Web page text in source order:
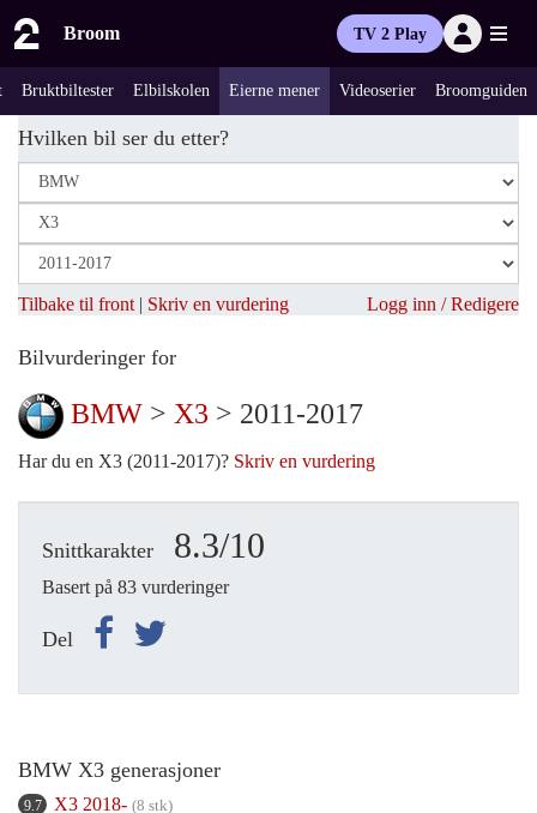
Broom TV 2 Play
Bruktbiltester Elbilskolen Eierne mener Videoserier Broomguiden
Hvilken bil ser du etter?
Tilbake til front | Skriv en vurdering Logg inn / Redigere
Bilvurderinger for
BMW > X3 > 2011-2017
Har du en X3 (2011-2017)? Skriv en vurdering
Snittkarakter 8.3/10
Basert på 83 vurderinger
Del
BMW X3 generasjoner
9.7 X3 2018- (8 stk)